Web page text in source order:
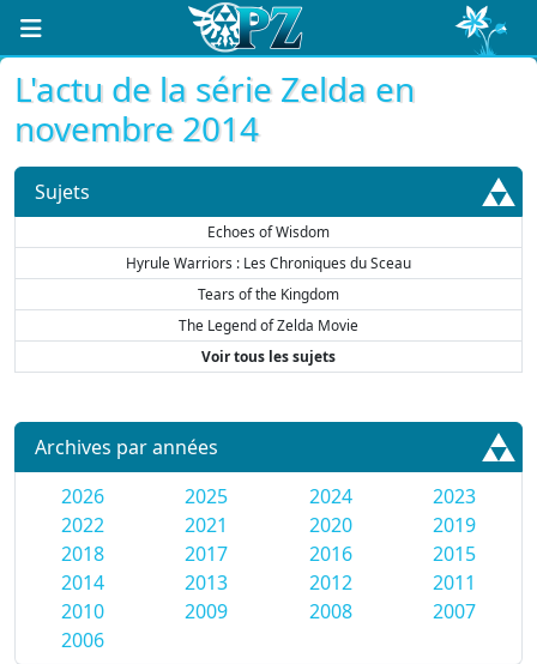
L'actu de la série Zelda en
novembre 2014
Sujets
Echoes of Wisdom
Hyrule Warriors : Les Chroniques du Sceau
Tears of the Kingdom
The Legend of Zelda Movie
Voir tous les sujets
Archives par années
2026
2025 2024
2023
2022
2021 2020
2019
2018
2017 2016
2015
2014
2013 2012
2011
2010
2009 2008
2007
2006